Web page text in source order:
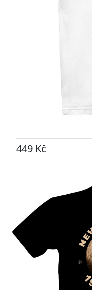
449 Kč